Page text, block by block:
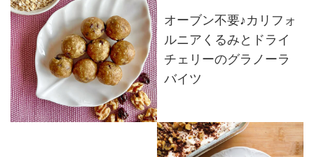
オーブン不要♪カリフォ
ルニアくるみとドライ
チェリーのグラノーラ
バイツ